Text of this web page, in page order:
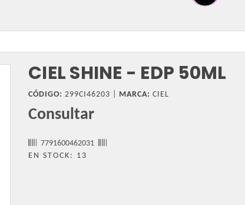
CIEL SHINE - EDP 50ML
CÓDIGO: 299CI46203 | MARCA: CIEL
Consultar
7791600462031
EN STOCK: 13